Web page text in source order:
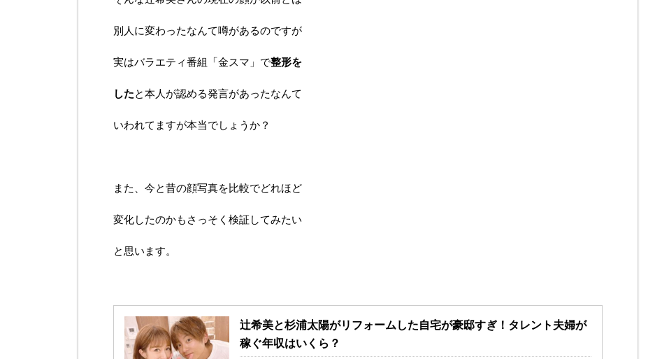
別人に変わったなんて噂があるのですが
実はバラエティ番組「金スマ」で整形を
したと本人が認める発言があったなんて
いわれてますが本当でしょうか？
また、今と昔の顔写真を比較でどれほど
変化したのかもさっそく検証してみたい
と思います。
辻希美と杉浦太陽がリフォームした自宅が豪邸すぎ！タレント夫婦が
稼ぐ年収はいくら？